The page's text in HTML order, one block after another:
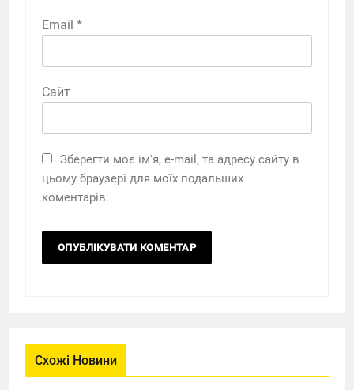
Email *
Сайт
Зберегти моє ім'я, e-mail, та адресу сайту в
цьому браузері для моїх подальших
коментарів.
Схожі Новини